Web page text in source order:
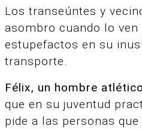
Los transeúntes y
asombro cuando lo
estupefactos en su
transporte.
Félix, un hombre
que en su juventud
pide a las personas